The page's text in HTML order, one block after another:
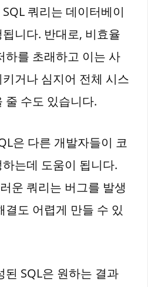
쿼리는 데이터베이
니다. 반대로, 비효율
하를 초래하고 이는 사
거나 심지어 전체 시스
줄 수도 있습니다.
은 다른 개발자들이 코
는데 도움이 됩니다.
운 쿼리는 버그를 발생
결도 어렵게 만들 수 있
된 SQL은 원하는 결과